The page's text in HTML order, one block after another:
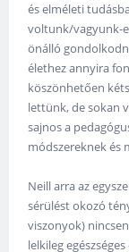
és elméleti
voltunk/vagyunk-
önálló
élethez annyira
köszönhetően
lettünk, de sokan
sajnos a
módszereknek és
Neill arra az
sérülést okozó
viszonyok)
lelkileg